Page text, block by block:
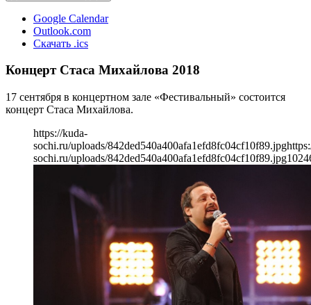
Google Calendar
Outlook.com
Скачать .ics
Концерт Стаса Михайлова 2018
17 сентября в концертном зале «Фестивальный» состоится
концерт Стаса Михайлова.
https://kuda-
sochi.ru/uploads/842ded540a400afa1efd8fc04cf10f89.jpg
sochi.ru/uploads/842ded540a400afa1efd8fc04cf10f89.jpg1024